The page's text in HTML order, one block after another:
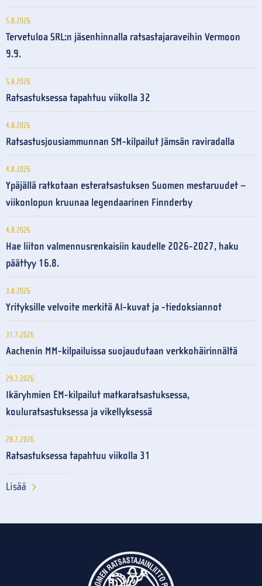
5.8.2026
Tervetuloa SRL:n jäsenhinnalla ratsastajaraveihin Vermoon
9.9.
5.8.2026
Ratsastuksessa tapahtuu viikolla 32
4.8.2026
Ratsastusjousiammunnan SM-kilpailut Jämsän raviradalla
4.8.2026
Ypäjällä ratkotaan esteratsastuksen Suomen mestaruudet –
viikonlopun kruunaa legendaarinen Finnderby
4.8.2026
Hae liiton valmennusrenkaisiin kaudelle 2026-2027, haku
päättyy 16.8.
3.8.2026
Yrityksille velvoite merkitä AI-kuvat ja -tiedoksiannot
31.7.2026
Aachenin MM-kilpailuissa suojaudutaan verkkohäirinnältä
29.7.2026
Ikäryhmien EM-kilpailut matkaratsastuksessa,
kouluratsastuksessa ja vikellyksessä
28.7.2026
Ratsastuksessa tapahtuu viikolla 31
Lisää